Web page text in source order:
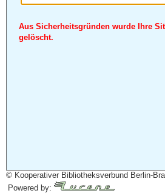
Aus Sicherheitsgründen wurde Ihre
gelöscht.
© Kooperativer Bibliotheksverbund Berlin-
Powered by: